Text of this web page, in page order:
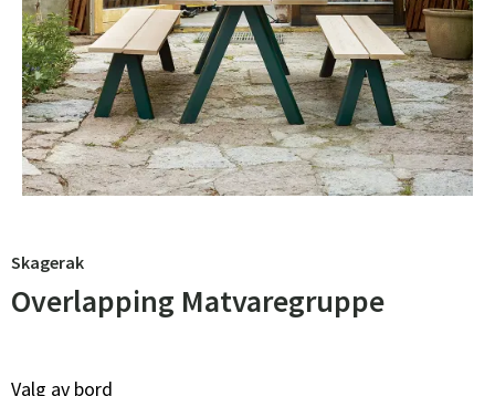
Skagerak
Overlapping Matvaregruppe
Valg av bord